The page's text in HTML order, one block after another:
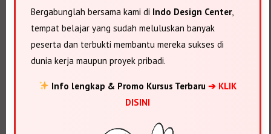
Bergabunglah bersama kami di Indo Design Center,
tempat belajar yang sudah meluluskan banyak
peserta dan terbukti membantu mereka sukses di
dunia kerja maupun proyek pribadi.
Info lengkap & Promo Kursus Terbaru ➔ KLIK
DISINI